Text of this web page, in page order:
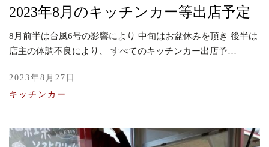
2023年8月のキッチンカー等出店予定
8月前半は台風6号の影響により 中旬はお盆休みを頂き 後半は
店主の体調不良により、 すべてのキッチンカー出店予…
2023年8月27日
キッチンカー